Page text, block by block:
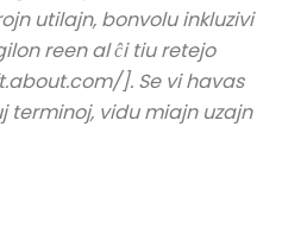
utilajn, bonvolu inkluzivi
reen al ĉi tiu retejo
]. Se vi havas
terminoj, vidu miajn uzajn